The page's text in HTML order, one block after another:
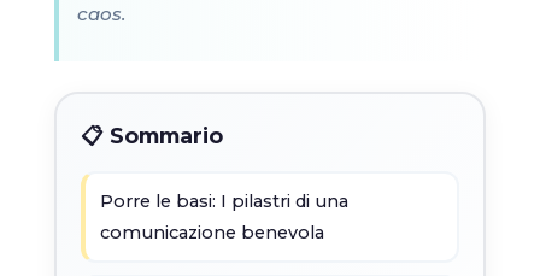
caos.
📋 Sommario
Porre le basi: I pilastri di una
comunicazione benevola